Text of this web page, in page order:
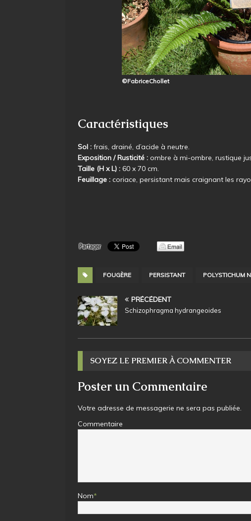
©FabriceChollet
Caractéristiques
Sol : frais, drainé, d’acide à neutre.
Exposition / Rusticité : ombre à mi-ombre, rustique
Taille (H x L) : 60 x 70 cm.
Feuillage : coriace, persistant mais craignant les
FOUGÈRE PERSISTANT POLYSTICHUM
PRÉCÉDENT
Schizophragma hydrangeoides
SOYEZ LE PREMIER À COMMENTER
Poster un Commentaire
Votre adresse de messagerie ne sera pas publiée.
Commentaire
Nom*